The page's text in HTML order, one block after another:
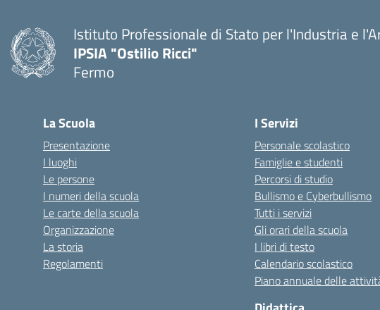
Istituto Professionale di Stato per l'Industria e
IPSIA "Ostilio Ricci"
Fermo
La Scuola
Presentazione
I luoghi
Le persone
I numeri della scuola
Le carte della scuola
Organizzazione
La storia
Regolamenti
I Servizi
Personale scolastico
Famiglie e studenti
Percorsi di studio
Bullismo e Cyberbullismo
Tutti i servizi
Gli orari della scuola
I libri di testo
Calendario scolastico
Piano annuale delle